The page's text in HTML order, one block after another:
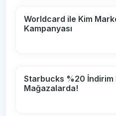
Worldcard ile Kim
Kampanyası
Starbucks %20 İndirim
Mağazalarda!